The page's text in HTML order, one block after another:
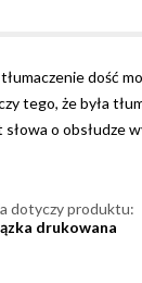
dość
tego, że była
o obsłudze
nie
dotyczy produktu:
drukowana